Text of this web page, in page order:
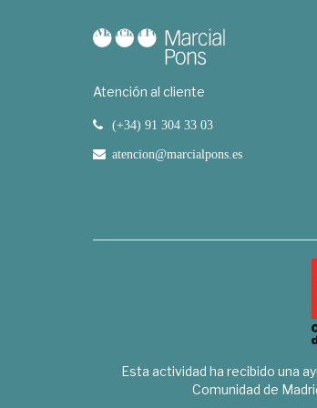
Atención al cliente
(+34) 91 304 33 03
atencion@marcialpons.es
Esta actividad ha recibido una
Comunidad de